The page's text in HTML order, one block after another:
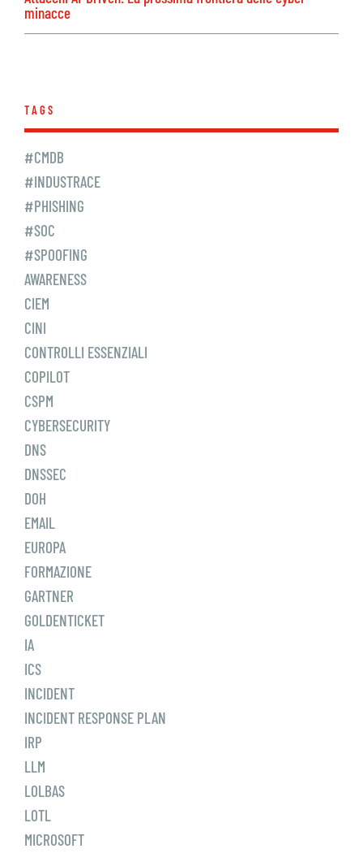
minacce
TAGS
#CMDB
#INDUSTRACE
#PHISHING
#SOC
#SPOOFING
AWARENESS
CIEM
CINI
CONTROLLI ESSENZIALI
COPILOT
CSPM
CYBERSECURITY
DNS
DNSSEC
DOH
EMAIL
EUROPA
FORMAZIONE
GARTNER
GOLDENTICKET
IA
ICS
INCIDENT
INCIDENT RESPONSE PLAN
IRP
LLM
LOLBAS
LOTL
MICROSOFT